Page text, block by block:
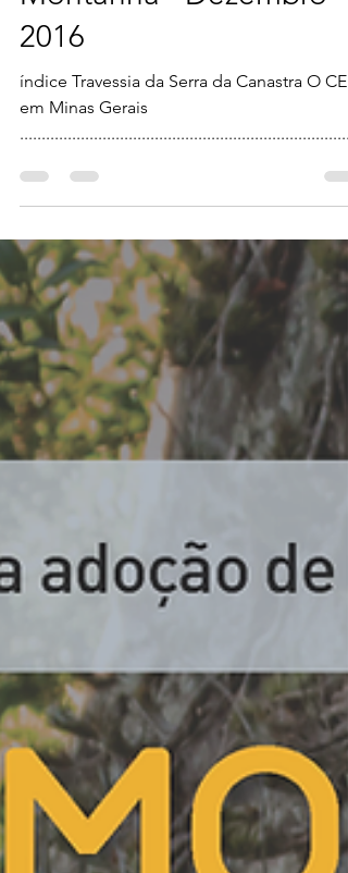
Revista Papo de
Montanha - Dezembro
2016
índice Travessia da Serra da Canastra O CEL